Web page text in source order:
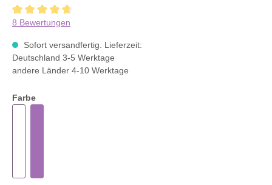
Durchschnittliche Bewertung von 4.6 von 5 Sternen
8 Bewertungen
Sofort versandfertig. Lieferzeit:
Deutschland 3-5 Werktage
andere Länder 4-10 Werktage
Farbe